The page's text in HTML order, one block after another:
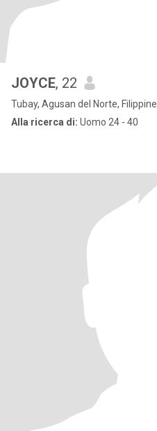
JOYCE, 22
Tubay, Agusan del Norte, Filippine
Alla ricerca di: Uomo 24 - 40